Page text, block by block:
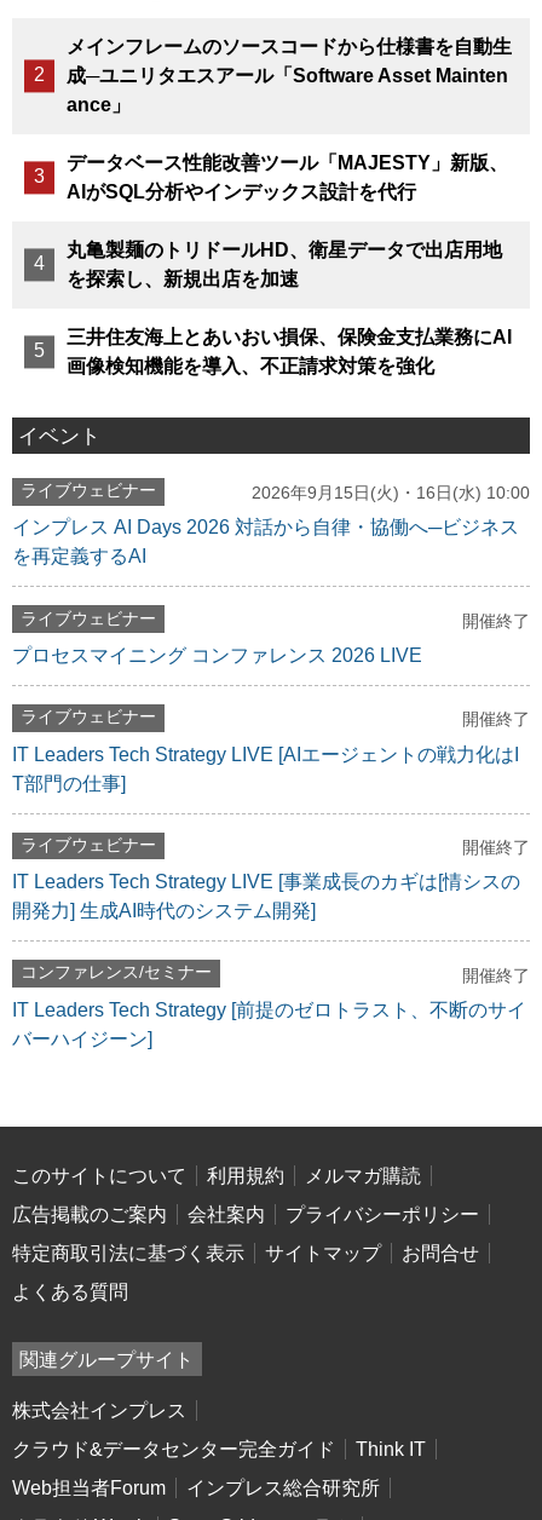
メインフレームのソースコードから仕様書を自動生
成─ユニリタエスアール「Software Asset Mainten
ance」
データベース性能改善ツール「MAJESTY」新版、
AIがSQL分析やインデックス設計を代行
丸亀製麺のトリドールHD、衛星データで出店用地
を探索し、新規出店を加速
三井住友海上とあいおい損保、保険金支払業務にAI
画像検知機能を導入、不正請求対策を強化
イベント
ライブウェビナー 2026年9月15日(火)・16日(水) 10:00
インプレス AI Days 2026 対話から自律・協働へ─ビジネス
を再定義するAI
ライブウェビナー 開催終了
プロセスマイニング コンファレンス 2026 LIVE
ライブウェビナー 開催終了
IT Leaders Tech Strategy LIVE [AIエージェントの戦力化はI
T部門の仕事]
ライブウェビナー 開催終了
IT Leaders Tech Strategy LIVE [事業成長のカギは[情シスの
開発力] 生成AI時代のシステム開発]
コンファレンス/セミナー 開催終了
IT Leaders Tech Strategy [前提のゼロトラスト、不断のサイ
バーハイジーン]
このサイトについて 利用規約
メルマガ購読
広告掲載のご案内
会社案内
プライバシーポリシー
特定商取引法に基づく表示
サイトマップ
お問合せ
よくある質問
関連グループサイト
株式会社インプレス
クラウド&データセンター完全ガイド
Think IT
Web担当者Forum
インプレス総合研究所